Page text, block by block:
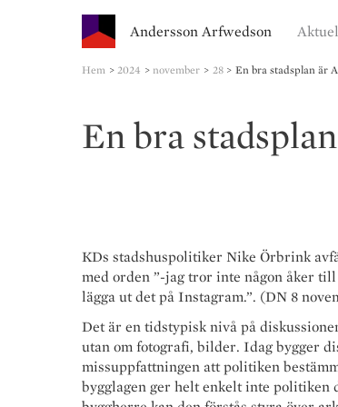
Andersson Arfwedson
Hem 2024 november 28 En bra stadsplan är
En bra
KDs stadshuspolitiker Nike Örbrink
med orden ”-jag tror inte någon åker
lägga ut det på Instagram.”. (DN 8
Det är en tidstypisk nivå på
utan om fotografi, bilder. Idag bygger
missuppfattningen att politiken
bygglagen ger helt enkelt inte politiken